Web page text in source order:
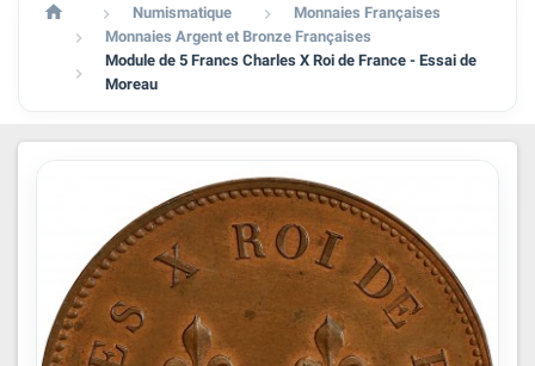
  Numismatique  Monnaies Françaises
 Monnaies Argent et Bronze Françaises

Module de 5 Francs Charles X Roi de France - Essai de
Moreau